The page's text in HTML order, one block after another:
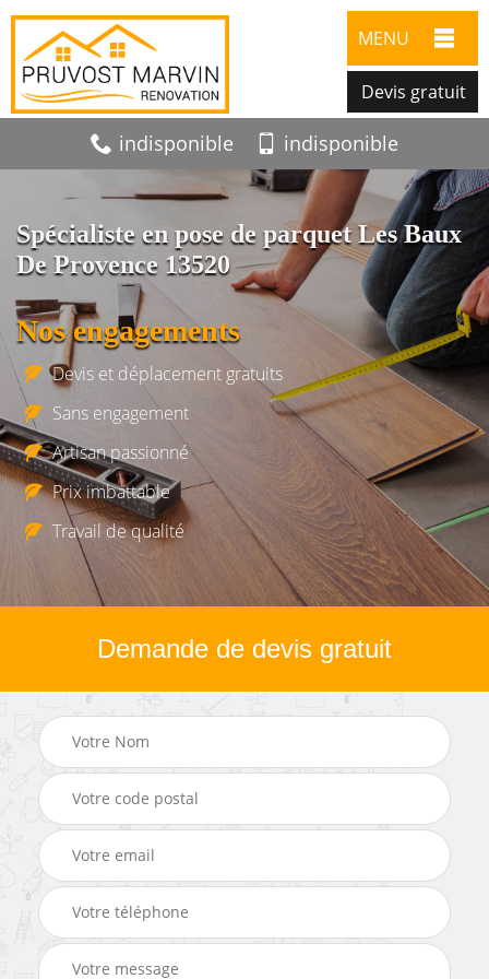
MENU
Devis gratuit
indisponible indisponible
Spécialiste en pose de parquet Les Baux
De Provence 13520
Nos engagements
Devis et déplacement gratuits
Sans engagement
Artisan passionné
Prix imbattable
Travail de qualité
Demande de devis gratuit